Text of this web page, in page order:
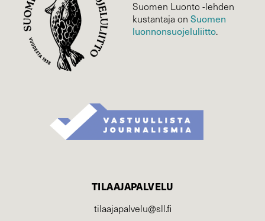
Suomen Luonto -lehden
kustantaja on Suomen
luonnonsuojelu­liitto.
TILAAJAPALVELU
tilaajapalvelu@sll.fi